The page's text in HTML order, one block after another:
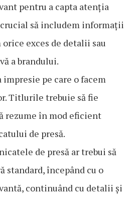
pentru a capta atenția
să includem informații
exces de detalii sau
a brandului.
impresie pe care o facem
Titlurile trebuie să fie
rezume în mod eficient
de presă.
de presă ar trebui să
standard, începând cu o
continuând cu detalii și